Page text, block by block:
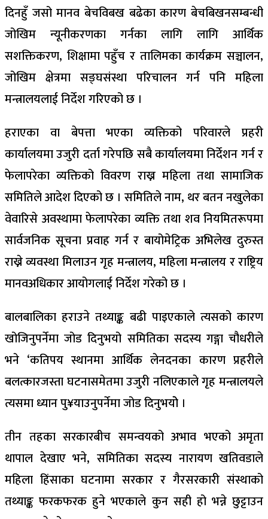
दिनहुँ जसो मानव बेचविबख बढेका कारण बेचबिखनसम्बन्धी
जोखिम न्यूनीकरणका गर्नका लागि लागि आर्थिक
सशक्तिकरण, शिक्षामा पहुँच र तालिमका कार्यक्रम सञ्चालन,
जोखिम क्षेत्रमा सङ्घसंस्था परिचालन गर्न पनि महिला
मन्त्रालयलाई निर्देश गरिएको छ ।
हराएका वा बेपत्ता भएका व्यक्तिको परिवारले प्रहरी
कार्यालयमा उजुरी दर्ता गरेपछि सबै कार्यालयमा निर्देशन गर्न र
फेलापरेका व्यक्तिको विवरण राख्न महिला तथा सामाजिक
समितिले आदेश दिएको छ । समितिले नाम, थर बतन नखुलेका
वेवारिसे अवस्थामा फेलापरेका व्यक्ति तथा शव नियमितरूपमा
सार्वजनिक सूचना प्रवाह गर्न र बायोमेट्रिक अभिलेख दुरुस्त
राख्ने व्यवस्था मिलाउन गृह मन्त्रालय, महिला मन्त्रालय र राष्ट्रिय
मानवअधिकार आयोगलाई निर्देश गरेको छ ।
बालबालिका हराउने तथ्याङ्क बढी पाइएकाले त्यसको कारण
खोजिनुपर्नेमा जोड दिनुभयो समितिका सदस्य गङ्गा चौधरीले
भने ‘कतिपय स्थानमा आर्थिक लेनदनका कारण प्रहरीले
बलत्कारजस्ता घटनासमेतमा उजुरी नलिएकाले गृह मन्त्रालयले
त्यसमा ध्यान पु¥याउनुपर्नेमा जोड दिनुभयोे ।
तीन तहका सरकारबीच समन्वयको अभाव भएको अमृता
थापाल देखाए भने, समितिका सदस्य नारायण खतिवडाले
महिला हिंसाका घटनामा सरकार र गैरसरकारी संस्थाको
तथ्याङ्क फरकफरक हुने भएकाले कुन सही हो भन्ने छुट्टाउन